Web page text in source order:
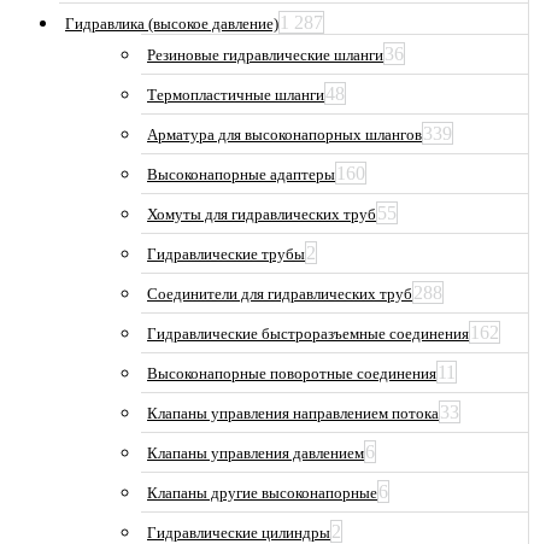
Гидравлика (высокое давление) 1 287
Резиновые гидравлические шланги36
Термопластичные шланги48
Арматура для высоконапорных шлангов339
Высоконапорные адаптеры 160
Хомуты для гидравлических труб 55
Гидравлические трубы2
Соединители для гидравлических труб 288
Гидравлические быстроразъемные соединения 162
Высоконапорные поворотные соединения 11
Клапаны управления направлением потока33
Клапаны управления давлением6
Клапаны другие высоконапорные6
Гидравлические цилиндры2